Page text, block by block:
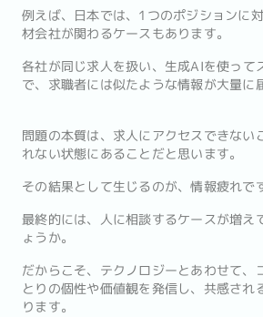
例えば、日本では、1つのポジションに
材会社が関わるケースもあります。
各社が同じ求人を扱い、生成AIを使って
で、求職者には似たような情報が大量に
問題の本質は、求人にアクセスできない
れない状態にあることだと思います。
その結果として生じるのが、情報疲れで
最終的には、人に相談するケースが増え
ょうか。
だからこそ、テクノロジーとあわせて、
とりの個性や価値観を発信し、共感され
ります。